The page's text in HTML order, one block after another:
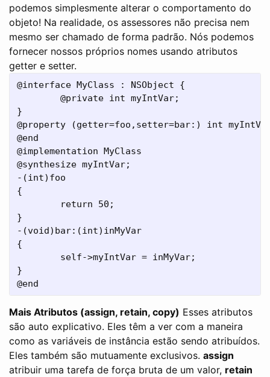
podemos simplesmente alterar o comportamento do
objeto! Na realidade, os assessores não precisa nem
mesmo ser chamado de forma padrão. Nós podemos
fornecer nossos próprios nomes usando atributos
getter e setter.
@interface MyClass : NSObject {
        @private int myIntVar;
}
@property (getter=foo,setter=bar:) int
@end
@implementation MyClass
@synthesize myIntVar;
-(int)foo
{
        return 50;
}
-(void)bar:(int)inMyVar
{
        self->myIntVar = inMyVar;
}
Mais Atributos (assign, retain, copy) Esses atributos
são auto explicativo. Eles têm a ver com a maneira
como as variáveis ​​de instância estão sendo atribuídos.
Eles também são mutuamente exclusivos. assign
atribuir uma tarefa de força bruta de um valor, retain